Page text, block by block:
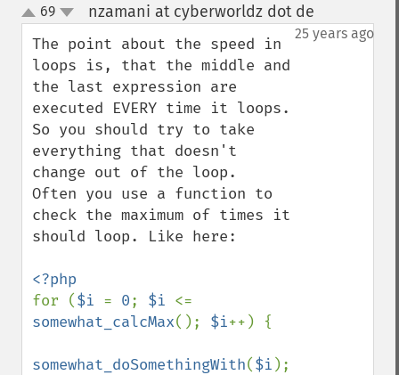
up
down
69 nzamani at cyberworldz dot de
25 years ago
The point about the speed in
loops is, that the middle and
the last expression are
executed EVERY time it loops.
So you should try to take
everything that doesn't
change out of the loop.
Often you use a function to
check the maximum of times it
should loop. Like here:
for ($i = 0; $i
somewhat_calcMax(); $i++) {
somewhat_doSomethingWith($i );